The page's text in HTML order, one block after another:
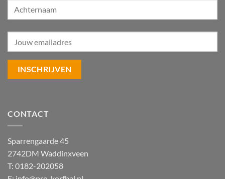
CONTACT
Sparrengaarde 45
2742DM Waddinxveen
T: 0182-202058